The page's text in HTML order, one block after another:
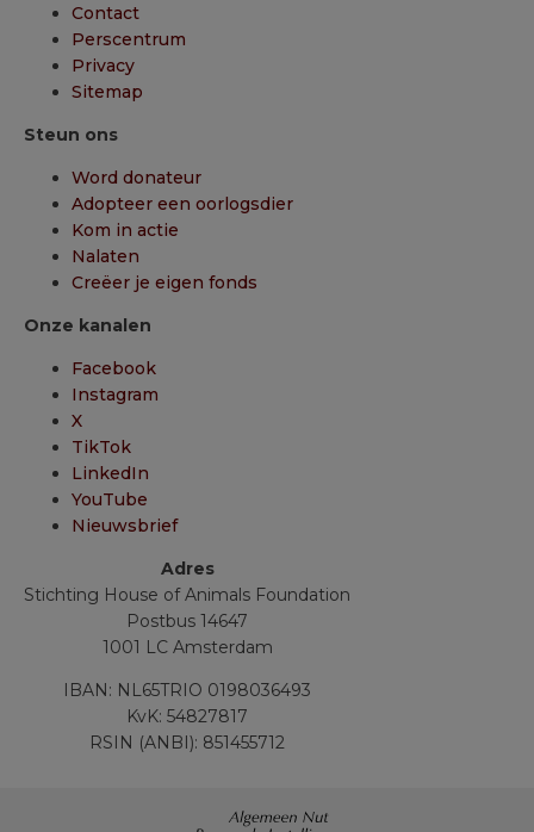
Contact
Perscentrum
Privacy
Sitemap
Steun ons
Word donateur
Adopteer een oorlogsdier
Kom in actie
Nalaten
Creëer je eigen fonds
Onze kanalen
Facebook
Instagram
X
TikTok
LinkedIn
YouTube
Nieuwsbrief
Adres
Stichting House of Animals Foundation
Postbus 14647
1001 LC Amsterdam
IBAN: NL65TRIO 0198036493
KvK: 54827817
RSIN (ANBI): 851455712